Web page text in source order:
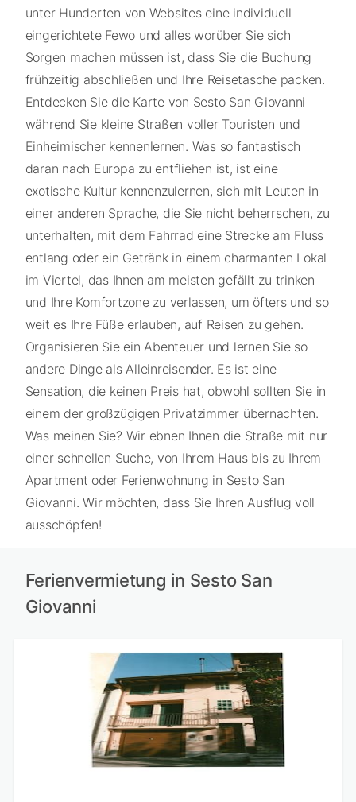
unter Hunderten von Websites eine individuell
eingerichtete Fewo und alles worüber Sie sich
Sorgen machen müssen ist, dass Sie die Buchung
frühzeitig abschließen und Ihre Reisetasche packen.
Entdecken Sie die Karte von Sesto San Giovanni
während Sie kleine Straßen voller Touristen und
Einheimischer kennenlernen. Was so fantastisch
daran nach Europa zu entfliehen ist, ist eine
exotische Kultur kennenzulernen, sich mit Leuten in
einer anderen Sprache, die Sie nicht beherrschen, zu
unterhalten, mit dem Fahrrad eine Strecke am Fluss
entlang oder ein Getränk in einem charmanten Lokal
im Viertel, das Ihnen am meisten gefällt zu trinken
und Ihre Komfortzone zu verlassen, um öfters und so
weit es Ihre Füße erlauben, auf Reisen zu gehen.
Organisieren Sie ein Abenteuer und lernen Sie so
andere Dinge als Alleinreisender. Es ist eine
Sensation, die keinen Preis hat, obwohl sollten Sie in
einem der großzügigen Privatzimmer übernachten.
Was meinen Sie? Wir ebnen Ihnen die Straße mit nur
einer schnellen Suche, von Ihrem Haus bis zu Ihrem
Apartment oder Ferienwohnung in Sesto San
Giovanni. Wir möchten, dass Sie Ihren Ausflug voll
ausschöpfen!
Ferienvermietung in Sesto San
Giovanni